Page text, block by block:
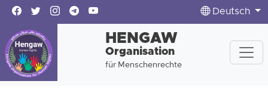
Deutsch
HENGAW
Organisation
für Menschenrechte